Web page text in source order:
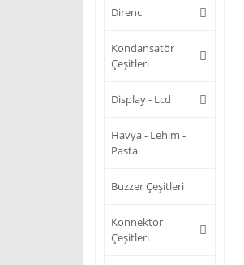
Direnc
Kondansatör
Çeşitleri
Display - Lcd
Havya - Lehim -
Pasta
Buzzer Çeşitleri
Konnektör
Çeşitleri